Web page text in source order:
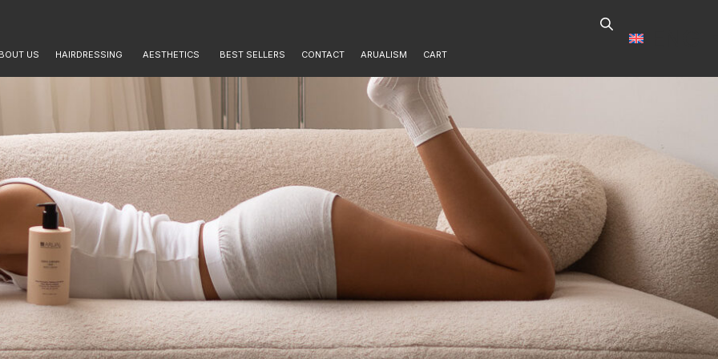
US HAIRDRESSING AESTHETICS BEST SELLERS CONTACT ARUALISM CART